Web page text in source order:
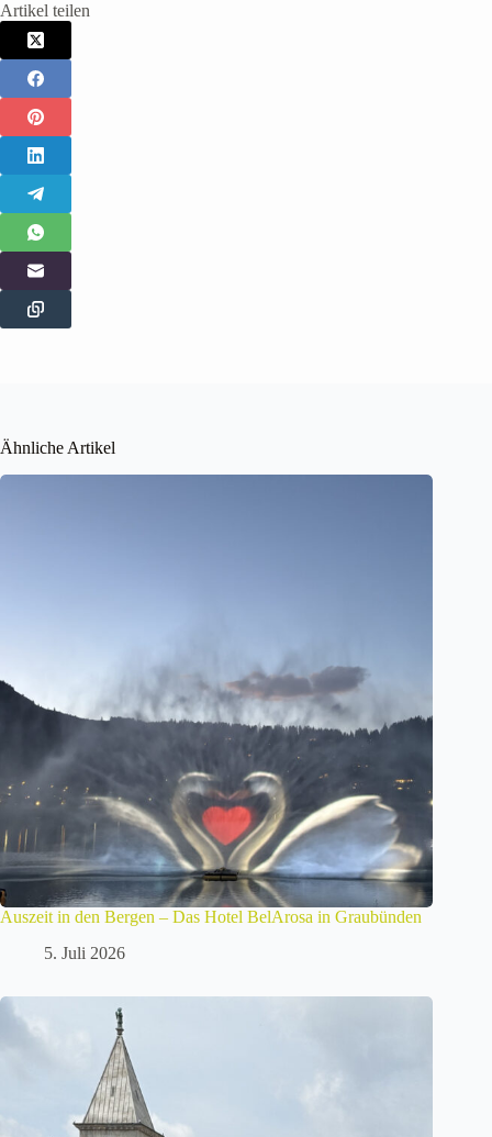
Artikel teilen
Ähnliche Artikel
Auszeit in den Bergen – Das Hotel BelArosa in Graubünden
5. Juli 2026